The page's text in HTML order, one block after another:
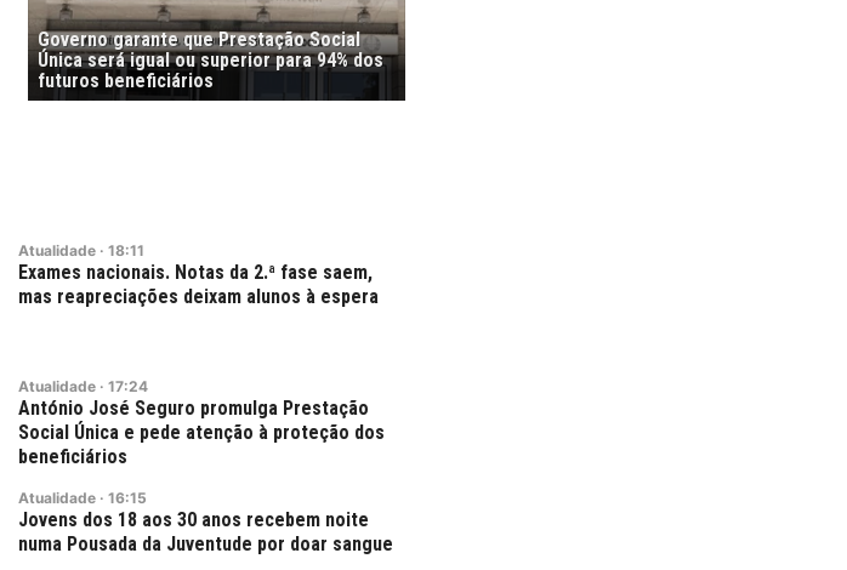
Governo garante que Prestação Social
Única será igual ou superior para 94% dos
futuros beneficiários
Atualidade · 18:11
Exames nacionais. Notas da 2.ª fase saem,
mas reapreciações deixam alunos à espera
Atualidade · 17:24
António José Seguro promulga Prestação
Social Única e pede atenção à proteção dos
beneficiários
Atualidade · 16:15
Jovens dos 18 aos 30 anos recebem noite
numa Pousada da Juventude por doar sangue